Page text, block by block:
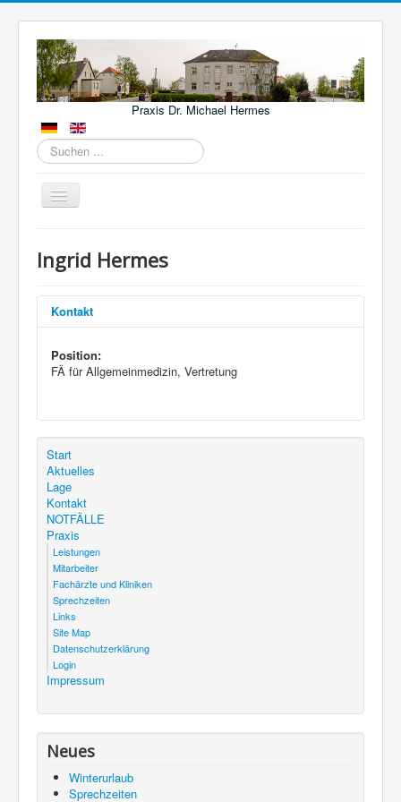
Praxis Dr. Michael Hermes
Suchen
...
Navigation
Aktuelles
Leistungen
Lage
Kontakt
NOTFÄLLE
Impressum
Aktuelle Seite:
Ingrid Hermes
Ingrid Hermes
Kontakt
Position:
FÄ für Allgemeinmedizin, Vertretung
Start
Aktuelles
Lage
Kontakt
NOTFÄLLE
Praxis
Leistungen
Mitarbeiter
Fachärzte und Kliniken
Sprechzeiten
Links
Site Map
Datenschutzerklärung
Login
Impressum
Neues
Winterurlaub
Sprechzeiten